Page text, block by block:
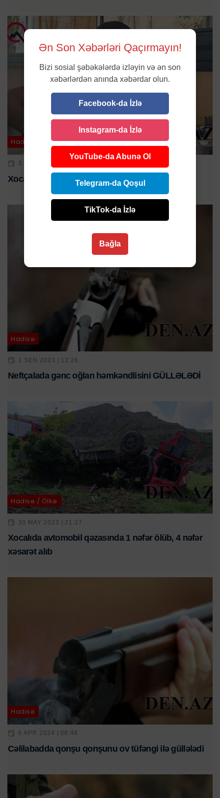
Hadisə
3 AVQ 2023 | 09:59
Xocalıda şirkət əməkdaşı qəzada öldü - FOTO
Hadisə
1 SEN 2023 | 13:26
Neftçalada gənc oğlan həmkəndlisini GÜLLƏLƏDİ
Hadisə / Ölkə
30 MAY 2023 | 21:27
Xocalıda avtomobil qəzasında 1 nəfər ölüb, 4 nəfər
xəsarət alıb
Hadisə
6 APR 2024 | 08:46
Cəlilabadda qonşu qonşunu ov tüfəngi ilə güllələdi
Ən Son Xəbərləri Qaçırmayın!
Bizi sosial şəbəkələrdə izləyin və ən son
xəbərlərdən anında xəbərdar olun.
Facebook-da İzlə
Instagram-da İzlə
YouTube-da Abunə Ol
Telegram-da Qoşul
TikTok-da İzlə
Bağla